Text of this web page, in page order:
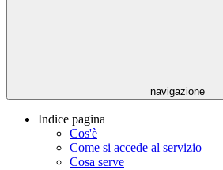
navigazione
Indice pagina
Cos'è
Come si accede al servizio
Cosa serve